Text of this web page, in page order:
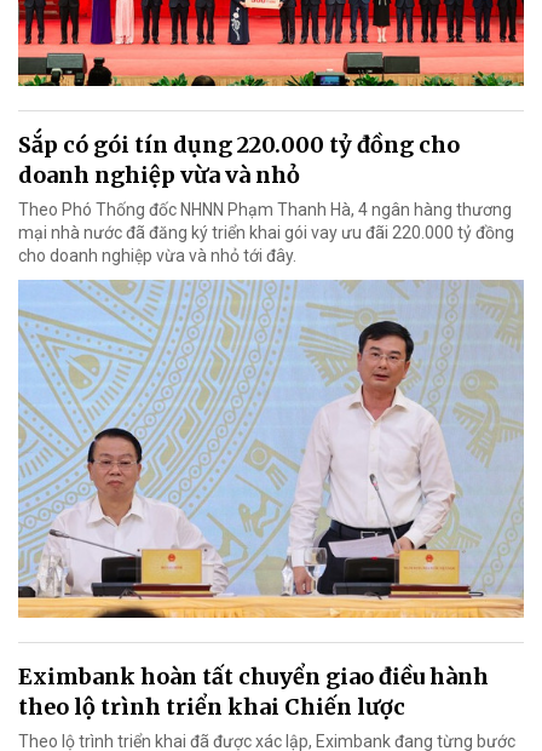
Sắp có gói tín dụng 220.000 tỷ đồng cho
doanh nghiệp vừa và nhỏ
Theo Phó Thống đốc NHNN Phạm Thanh Hà, 4 ngân hàng thương
mại nhà nước đã đăng ký triển khai gói vay ưu đãi 220.000 tỷ đồng
cho doanh nghiệp vừa và nhỏ tới đây.
Eximbank hoàn tất chuyển giao điều hành
theo lộ trình triển khai Chiến lược
Theo lộ trình triển khai đã được xác lập, Eximbank đang từng bước